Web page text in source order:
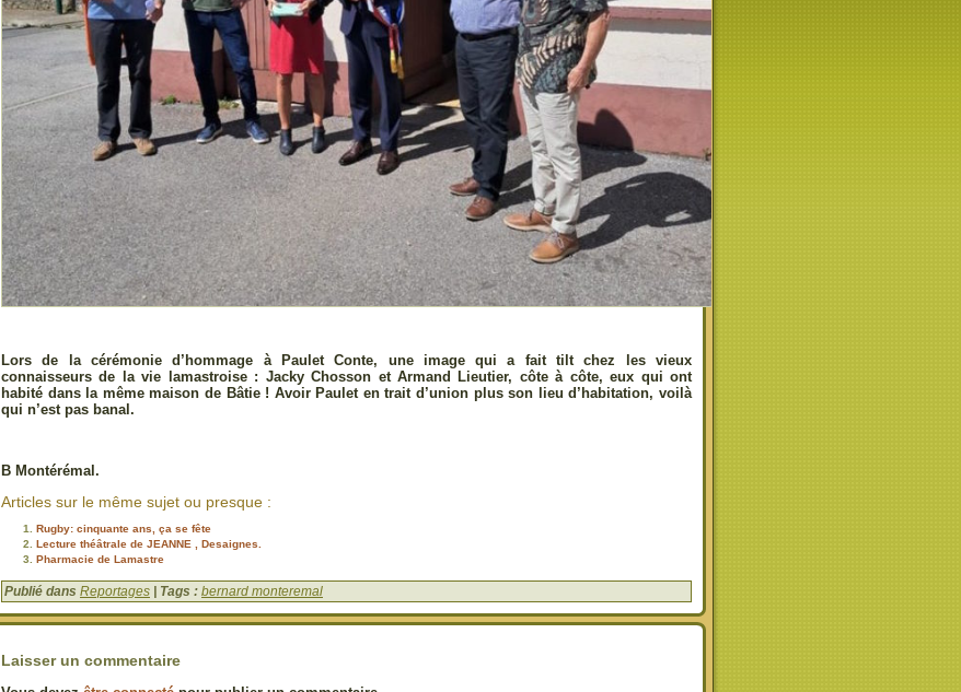
Lors de la cérémonie d’hommage à Paulet Conte, une image qui a fait tilt chez les vieux
connaisseurs de la vie lamastroise : Jacky Chosson et Armand Lieutier, côte à côte, eux qui ont
habité dans la même maison de Bâtie ! Avoir Paulet en trait d’union plus son lieu d’habitation, voilà
qui n’est pas banal.
B Montérémal.
Articles sur le même sujet ou presque :
Rugby: cinquante ans, ça se fête
Lecture théâtrale de JEANNE , Desaignes.
Pharmacie de Lamastre
Publié dans Reportages | Tags : bernard monteremal
Laisser un commentaire